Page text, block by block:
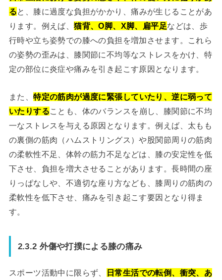
ると、膝に過度な負担がかかり、痛みが生じることがあ
ります。例えば、猫背、O脚、X脚、扁平足などは、歩
行時や立ち姿勢での膝への負担を増加させます。これら
の姿勢の歪みは、膝関節に不均等なストレスをかけ、特
定の部位に炎症や痛みを引き起こす原因となります。
また、特定の筋肉が過度に緊張していたり、逆に弱って
いたりする ことも、体のバランスを崩し、膝関節に不均
一なストレスを与える原因となります。例えば、太もも
の裏側の筋肉（ハムストリングス）や股関節周りの筋肉
の柔軟性不足、体幹の筋力不足などは、膝の安定性を低
下させ、負担を増大させることがあります。長時間の座
りっぱなしや、不適切な座り方なども、膝周りの筋肉の
柔軟性を低下させ、痛みを引き起こす要因となり得ま
す。
2.3.2 外傷や打撲による膝の痛み
スポーツ活動中に限らず、
日常生活での転倒、衝突、あ